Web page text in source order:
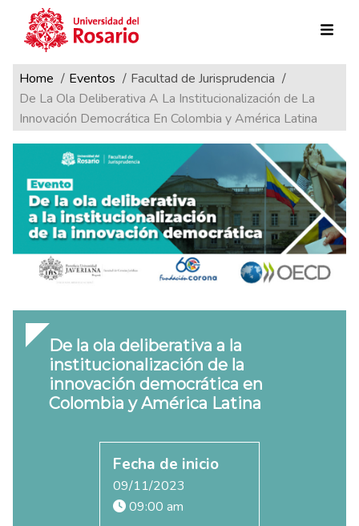
Pasar al contenido principal
Ruta de navegación
Home Eventos
Facultad de Jurisprudencia
De La Ola Deliberativa A La Institucionalización de La
Innovación Democrática En Colombia y América Latina
De la ola deliberativa a la
institucionalización de la
innovación democrática en
Colombia y América Latina
Fecha de inicio
09/11/2023
09:00 am